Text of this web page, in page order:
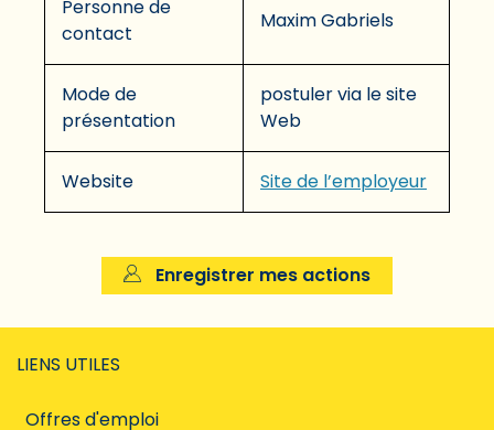
Personne de
contact
Maxim Gabriels
Mode de
présentation
postuler via le site
Web
Website Site de l’employeur
Enregistrer mes actions
LIENS UTILES
Offres d'emploi